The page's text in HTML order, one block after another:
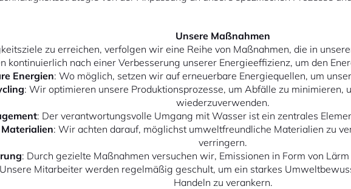
Unsere Maßnahmen
zu erreichen, verfolgen wir eine Reihe von Maßnahmen, die in
kontinuierlich nach einer Verbesserung unserer Energieeffizienz, um den
Energien: Wo möglich, setzen wir auf erneuerbare Energiequellen, um
: Wir optimieren unsere Produktionsprozesse, um Abfälle zu minimieren,
wiederzuverwenden.
: Der verantwortungsvolle Umgang mit Wasser ist ein zentrales
: Wir achten darauf, möglichst umweltfreundliche Materialien zu
verringern.
: Durch gezielte Maßnahmen versuchen wir, Emissionen in Form von
Mitarbeiter werden regelmäßig geschult, um ein starkes
Handeln zu verankern.